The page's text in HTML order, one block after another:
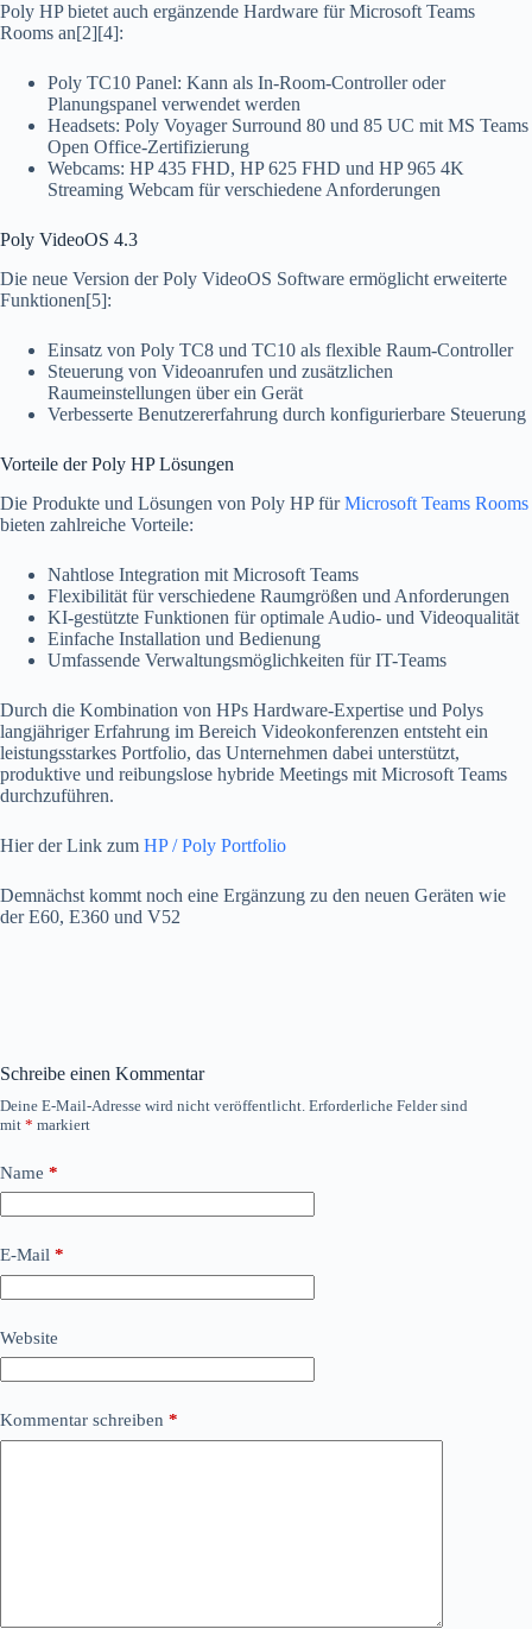
Poly HP bietet auch ergänzende Hardware für Microsoft Teams
Rooms an[2][4]:
Poly TC10 Panel: Kann als In-Room-Controller oder
Planungspanel verwendet werden
Headsets: Poly Voyager Surround 80 und 85 UC mit MS Teams
Open Office-Zertifizierung
Webcams: HP 435 FHD, HP 625 FHD und HP 965 4K
Streaming Webcam für verschiedene Anforderungen
Poly VideoOS 4.3
Die neue Version der Poly VideoOS Software ermöglicht erweiterte
Funktionen[5]:
Einsatz von Poly TC8 und TC10 als flexible Raum-Controller
Steuerung von Videoanrufen und zusätzlichen
Raumeinstellungen über ein Gerät
Verbesserte Benutzererfahrung durch konfigurierbare Steuerung
Vorteile der Poly HP Lösungen
Die Produkte und Lösungen von Poly HP fürMicrosoft Teams Rooms
bieten zahlreiche Vorteile:
Nahtlose Integration mit Microsoft Teams
Flexibilität für verschiedene Raumgrößen und Anforderungen
KI-gestützte Funktionen für optimale Audio- und Videoqualität
Einfache Installation und Bedienung
Umfassende Verwaltungsmöglichkeiten für IT-Teams
Durch die Kombination von HPs Hardware-Expertise und Polys
langjähriger Erfahrung im Bereich Videokonferenzen entsteht ein
leistungsstarkes Portfolio, das Unternehmen dabei unterstützt,
produktive und reibungslose hybride Meetings mit Microsoft Teams
durchzuführen.
Hier der Link zum HP / Poly Portfolio
Demnächst kommt noch eine Ergänzung zu den neuen Geräten wie
der E60, E360 und V52
Schreibe einen Kommentar
Deine E-Mail-Adresse wird nicht veröffentlicht. Erforderliche Felder sind
mit * markiert
Name *
E-Mail *
Website
Kommentar schreiben *